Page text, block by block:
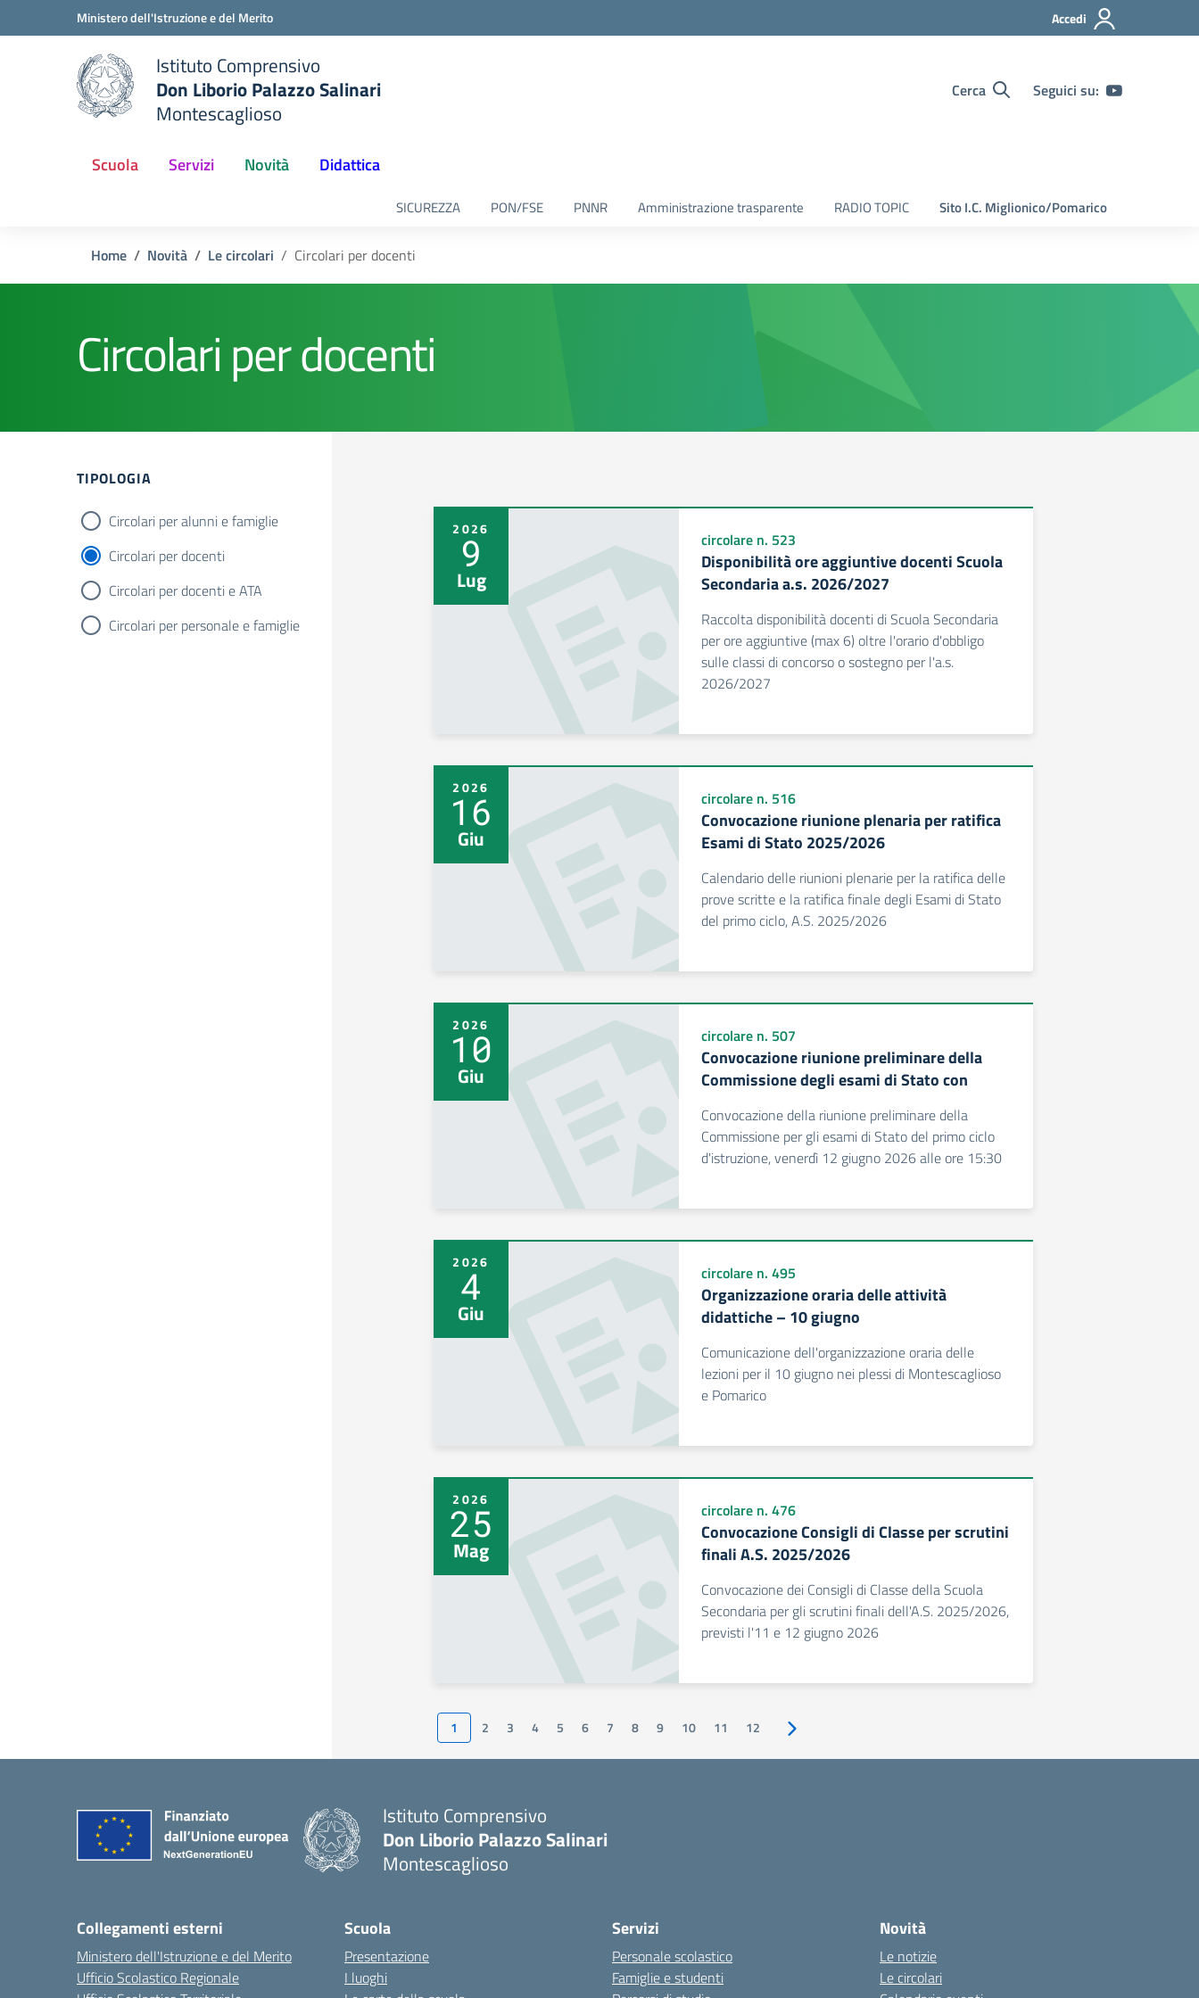
Vai ai contenuti
Vai al menu di navigazioneMinistero dell'Istruzione e del Merito Accedi
Istituto Comprensivo
Don Liborio Palazzo Salinari
Montescaglioso
Cerca Seguici su:
Scuola Servizi Novità Didattica
SICUREZZA PON/FSE PNNR Amministrazione trasparente RADIO TOPIC Sito I.C. Miglionico/Pomarico
Home Novità Le circolari Circolari per docenti
Circolari per docenti
TIPOLOGIA
Circolari per alunni e famiglie
Circolari per docenti
Circolari per docenti e ATA
Circolari per personale e famiglie
2026
9
Lug
circolare n. 523
Disponibilità ore aggiuntive docenti Scuola
Secondaria a.s. 2026/2027
Raccolta disponibilità docenti di Scuola Secondaria
per ore aggiuntive (max 6) oltre l'orario d'obbligo
sulle classi di concorso o sostegno per l'a.s.
2026/2027
2026
16
Giu
circolare n. 516
Convocazione riunione plenaria per ratifica
Esami di Stato 2025/2026
Calendario delle riunioni plenarie per la ratifica delle
prove scritte e la ratifica finale degli Esami di Stato
del primo ciclo, A.S. 2025/2026
2026
10
Giu
circolare n. 507
Convocazione riunione preliminare della
Commissione degli esami di Stato con
Convocazione della riunione preliminare della
Commissione per gli esami di Stato del primo ciclo
d'istruzione, venerdì 12 giugno 2026 alle ore 15:30
2026
4
Giu
circolare n. 495
Organizzazione oraria delle attività
didattiche – 10 giugno
Comunicazione dell'organizzazione oraria delle
lezioni per il 10 giugno nei plessi di Montescaglioso
e Pomarico
2026
25
Mag
circolare n. 476
Convocazione Consigli di Classe per scrutini
finali A.S. 2025/2026
Convocazione dei Consigli di Classe della Scuola
Secondaria per gli scrutini finali dell'A.S. 2025/2026,
previsti l'11 e 12 giugno 2026
1 2 3 4 5 6 7 8 9 10 11 12
Istituto Comprensivo
Don Liborio Palazzo Salinari
Montescaglioso
Collegamenti esterni
Ministero dell'Istruzione e del Merito
Ufficio Scolastico Regionale
Scuola
Presentazione
I luoghi
Servizi
Personale scolastico
Famiglie e studenti
Novità
Le notizie
Le circolari